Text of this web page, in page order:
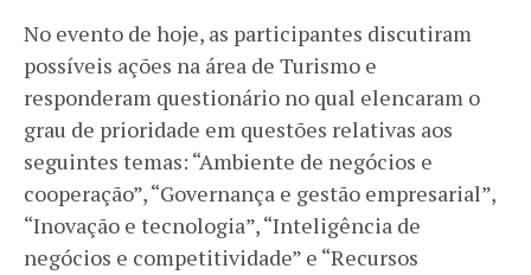
No evento de hoje, as participantes discutiram
possíveis ações na área de Turismo e
responderam questionário no qual elencaram o
grau de prioridade em questões relativas aos
seguintes temas: “Ambiente de negócios e
cooperação”, “Governança e gestão empresarial”,
“Inovação e tecnologia”, “Inteligência de
negócios e competitividade” e “Recursos